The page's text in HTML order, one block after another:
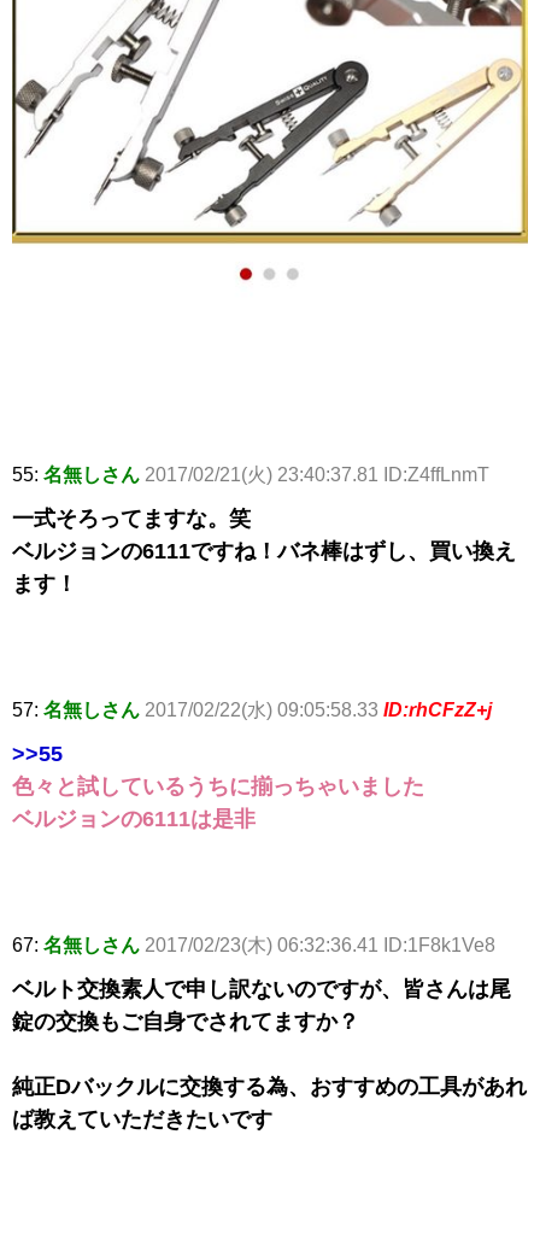
55: 名無しさん 2017/02/21(火) 23:40:37.81 ID:Z4ffLnmT
一式そろってますな。笑
ベルジョンの6111ですね！バネ棒はずし、買い換え
ます！
57: 名無しさん 2017/02/22(水) 09:05:58.33 ID:rhCFzZ+j
>>55
色々と試しているうちに揃っちゃいました
ベルジョンの6111は是非
67: 名無しさん 2017/02/23(木) 06:32:36.41 ID:1F8k1Ve8
ベルト交換素人で申し訳ないのですが、皆さんは尾
錠の交換もご自身でされてますか？
純正Dバックルに交換する為、おすすめの工具があれ
ば教えていただきたいです